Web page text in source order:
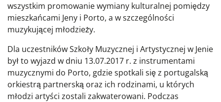
wszystkim promowanie wymiany kulturalnej pomiędzy
mieszkańcami Jeny i Porto, a w szczególności
muzykującej młodzieży.
Dla uczestników Szkoły Muzycznej i Artystycznej w Jenie
był to wyjazd w dniu 13.07.2017 r. z instrumentami
muzycznymi do Porto, gdzie spotkali się z portugalską
orkiestrą partnerską oraz ich rodzinami, u których
młodzi artyści zostali zakwaterowani. Podczas